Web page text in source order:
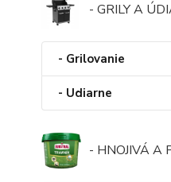
- GRILY A
- Grilovanie
- Udiarne
- HNOJIVÁ A